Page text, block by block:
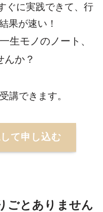
ぐに実践できて、行
果が速い！
生モノのノート、
んか？
講できます。
て申し込む
ごとありません